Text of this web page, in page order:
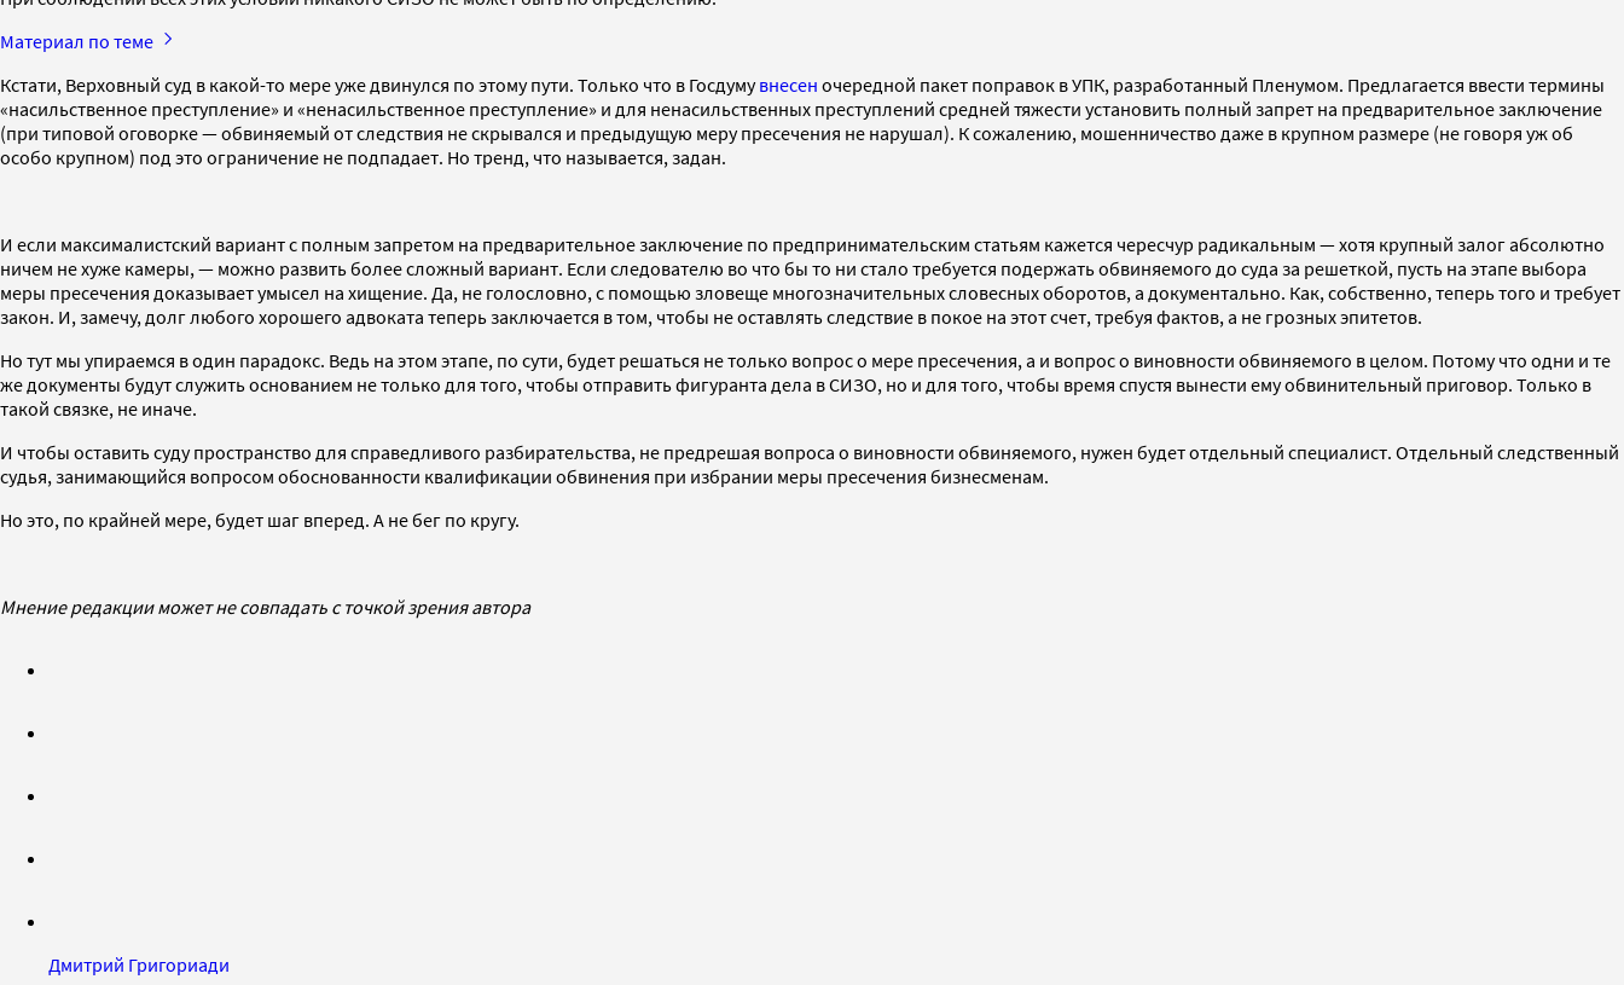
Материал по теме
Кстати, Верховный суд в какой-то мере уже двинулся по этому пути. Только что в Госдумувнесен очередной пакет поправок в УПК, разработанный Пленумом. Предлагается ввести термины
«насильственное преступление» и «ненасильственное преступление» и для ненасильственных преступлений средней тяжести установить полный запрет на предварительное заключение
(при типовой оговорке — обвиняемый от следствия не скрывался и предыдущую меру пресечения не нарушал). К сожалению, мошенничество даже в крупном размере (не говоря уж об
особо крупном) под это ограничение не подпадает. Но тренд, что называется, задан.
И если максималистский вариант с полным запретом на предварительное заключение по предпринимательским статьям кажется чересчур радикальным — хотя крупный залог абсолютно
ничем не хуже камеры, — можно развить более сложный вариант. Если следователю во что бы то ни стало требуется подержать обвиняемого до суда за решеткой, пусть на этапе выбора
меры пресечения доказывает умысел на хищение. Да, не голословно, с помощью зловеще многозначительных словесных оборотов, а документально. Как, собственно, теперь того и требует
закон. И, замечу, долг любого хорошего адвоката теперь заключается в том, чтобы не оставлять следствие в покое на этот счет, требуя фактов, а не грозных эпитетов.
Но тут мы упираемся в один парадокс. Ведь на этом этапе, по сути, будет решаться не только вопрос о мере пресечения, а и вопрос о виновности обвиняемого в целом. Потому что одни и те
же документы будут служить основанием не только для того, чтобы отправить фигуранта дела в СИЗО, но и для того, чтобы время спустя вынести ему обвинительный приговор. Только в
такой связке, не иначе.
И чтобы оставить суду пространство для справедливого разбирательства, не предрешая вопроса о виновности обвиняемого, нужен будет отдельный специалист. Отдельный следственный
судья, занимающийся вопросом обоснованности квалификации обвинения при избрании меры пресечения бизнесменам.
Но это, по крайней мере, будет шаг вперед. А не бег по кругу.
Мнение редакции может не совпадать с точкой зрения автора
Дмитрий Григориади